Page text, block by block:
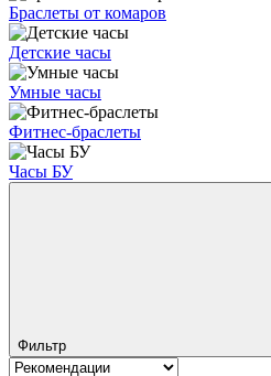
Браслеты от комаров
Детские часы
Умные часы
Фитнес-браслеты
Часы БУ
Фильтр